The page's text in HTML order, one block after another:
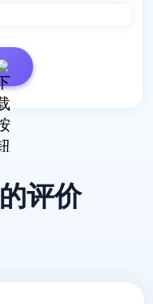
评价
全面，无论是旧型
匹配的驱动程序。